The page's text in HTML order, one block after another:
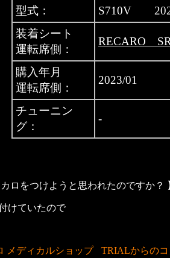
型式：
S710V
装着シート
運転席側：
RECARO
購入年月
運転席側：
2023/01
チューニン
グ：
-
カロをつけようと思われたのですか？
けていたので
ディカルショップ TRIALからの